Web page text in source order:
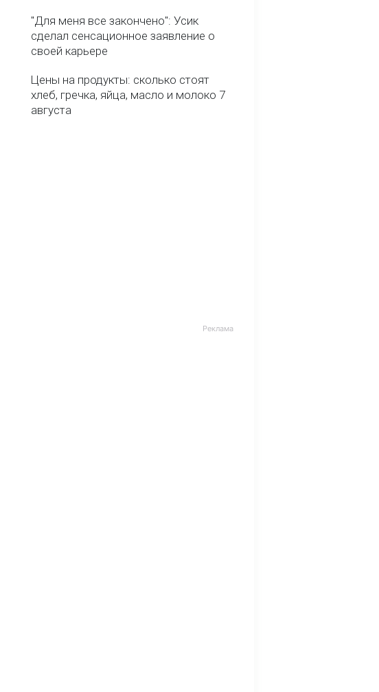
"Для меня все закончено": Усик
сделал сенсационное заявление о
своей карьере
Цены на продукты: сколько стоят
хлеб, гречка, яйца, масло и молоко 7
августа